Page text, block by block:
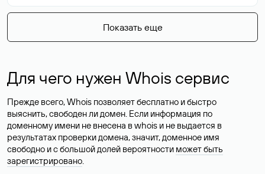
Показать еще
Для чего нужен Whois сервис
Прежде всего, Whois позволяет бесплатно и быстро
выяснить, свободен ли домен. Если информация по
доменному имени не внесена в whois и не выдается в
результатах проверки домена, значит, доменное имя
свободно и с большой долей вероятности может быть
зарегистрировано.